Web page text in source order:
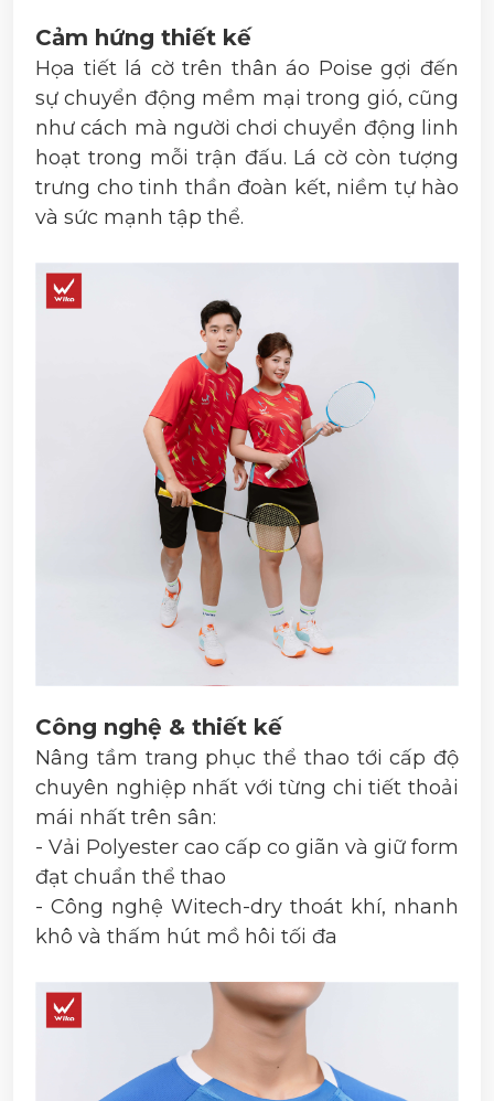
Cảm hứng thiết kế
Họa tiết lá cờ trên thân áo Poise gợi đến
sự chuyển động mềm mại trong gió, cũng
như cách mà người chơi chuyển động linh
hoạt trong mỗi trận đấu. Lá cờ còn tượng
trưng cho tinh thần đoàn kết, niềm tự hào
và sức mạnh tập thể.
Công nghệ & thiết kế
Nâng tầm trang phục thể thao tới cấp độ
chuyên nghiệp nhất với từng chi tiết thoải
mái nhất trên sân:
- Vải Polyester cao cấp co giãn và giữ form
đạt chuẩn thể thao
- Công nghệ Witech-dry thoát khí, nhanh
khô và thấm hút mồ hôi tối đa